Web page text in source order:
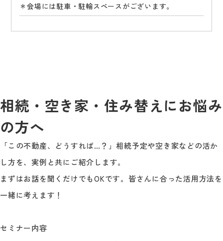
＊会場には駐車・駐輪スペースがございます。
相続・空き家・住み替えにお悩み
の方へ
「この不動産、どうすれば…？」相続予定や空き家などの活か
し方を、実例と共にご紹介します。
まずはお話を聞くだけでもOKです。皆さんに合った活用方法を
一緒に考えます！
セミナー内容